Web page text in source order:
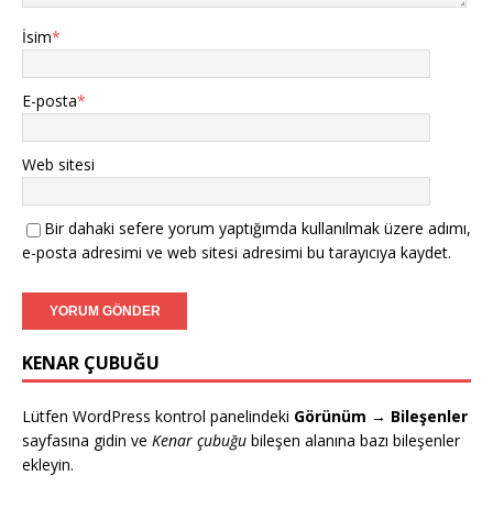
İsim*
E-posta*
Web sitesi
Bir dahaki sefere yorum yaptığımda kullanılmak üzere adımı,
e-posta adresimi ve web sitesi adresimi bu tarayıcıya kaydet.
KENAR ÇUBUĞU
Lütfen WordPress kontrol panelindeki Görünüm → Bileşenler
sayfasına gidin ve Kenar çubuğu bileşen alanına bazı bileşenler
ekleyin.